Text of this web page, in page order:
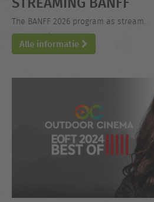
The BANFF 2026 program as stream.
Alle informatie